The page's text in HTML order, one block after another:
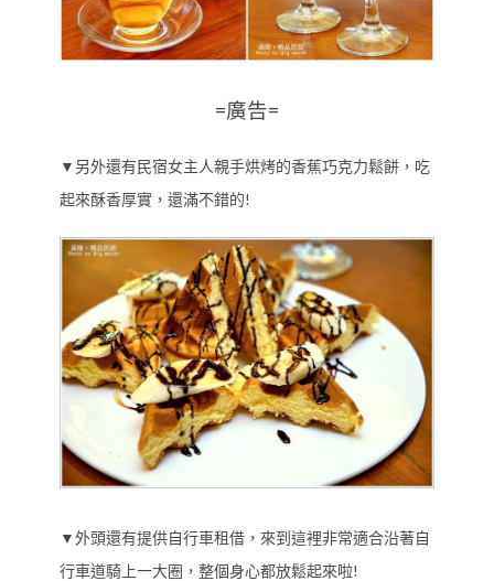
=廣告=
▼另外還有民宿女主人親手烘烤的香蕉巧克力鬆餅，吃
起來酥香厚實，還滿不錯的!
▼外頭還有提供自行車租借，來到這裡非常適合沿著自
行車道騎上一大圈，整個身心都放鬆起來啦!